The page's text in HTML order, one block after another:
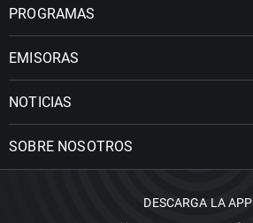
PROGRAMAS
EMISORAS
NOTICIAS
SOBRE NOSOTROS
DESCARGA LA APP